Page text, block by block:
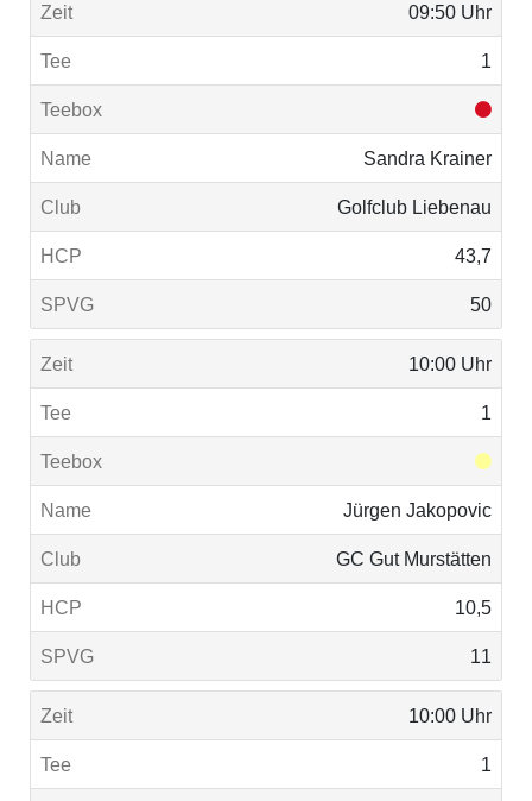
09:50 Uhr
1
Sandra Krainer
Golfclub Liebenau
43,7
50
10:00 Uhr
1
Jürgen Jakopovic
GC Gut Murstätten
10,5
11
10:00 Uhr
1